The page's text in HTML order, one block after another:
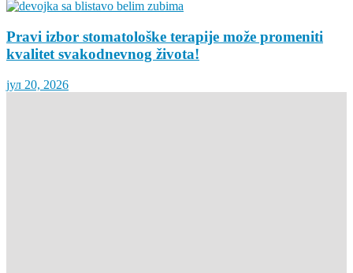
Pravi izbor stomatološke terapije može promeniti
kvalitet svakodnevnog života!
јул 20, 2026